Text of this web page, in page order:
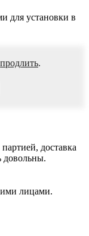
для установки в
продлить.
доставка
довольны.
лицами.